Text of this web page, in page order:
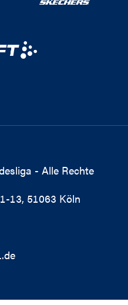
- Alle Rechte
13, 51063 Köln